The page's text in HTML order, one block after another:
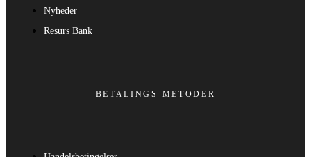
Nyheder
Resurs Bank
BETALINGS METODER